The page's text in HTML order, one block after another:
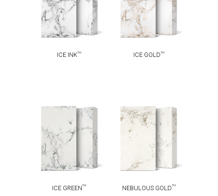
ICE INKTM ICE GOLDTM
ICE GREEN TM
ICE GREEN TM
NEBULOUS
GOLD
NEBULOUS GOLDTM